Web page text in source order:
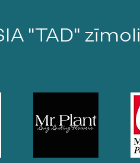
"TAD" zīmoli